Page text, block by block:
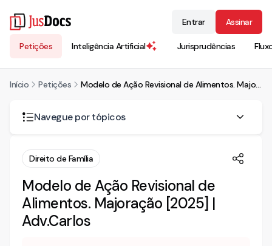
Petições Inteligência Artificial Jurisprudências
Entrar Assinar
Início Petições Modelo de Ação Revisional de Alimentos. Majoração [2025] | Adv.Carlos
Navegue por tópicos
Em que casos a pensão alimentícia pode ser alterada?
alimentícia?
Quer mais conteúdo de direito de família?
Direito de Família
Modelo de Ação Revisional de
Alimentos. Majoração [2025] |
Adv.Carlos